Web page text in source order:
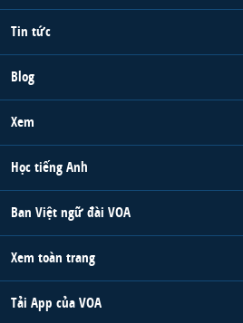
Tin tức
Blog
Xem
Học tiếng Anh
Ban Việt ngữ đài VOA
Xem toàn trang
Tải App của VOA